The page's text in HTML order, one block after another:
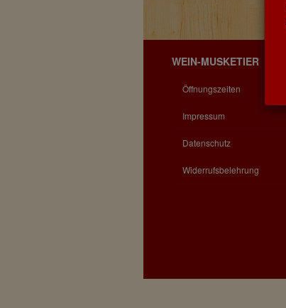
WEIN-MUSKETIER
Öffnungszeiten
Impressum
Datenschutz
Widerrufsbelehrung